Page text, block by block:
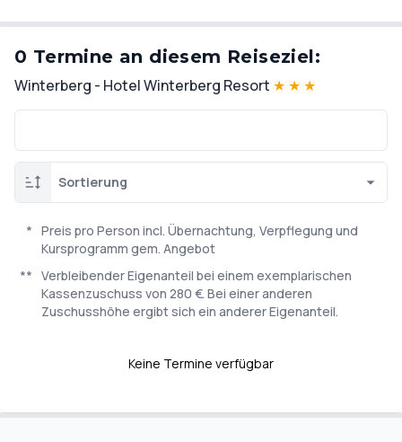
0 Termine an diesem Reiseziel:
Winterberg - Hotel Winterberg Resort ★ ★ ★
Sortierung
* Preis pro Person incl. Übernachtung, Verpflegung und
Kursprogramm gem. Angebot
** Verbleibender Eigenanteil bei einem exemplarischen
Kassenzuschuss von 280 €. Bei einer anderen
Zuschusshöhe ergibt sich ein anderer Eigenanteil.
Keine Termine verfügbar